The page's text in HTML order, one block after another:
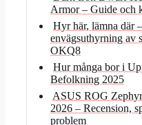
Armor – Guide och
Hyr här, lämna där –
envägsuthyrning av
OKQ8
Hur många bor i
Befolkning 2025
ASUS ROG
2026 – Recension,
problem